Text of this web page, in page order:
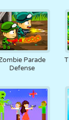
Parade
Defense